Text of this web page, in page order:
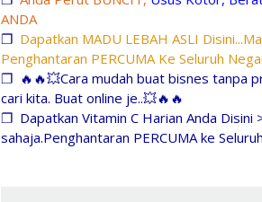
ANDA
❐ Dapatkan MADU LEBAH ASLI
Penghantaran PERCUMA Ke Seluruh
❐ 🔥🔥💥Cara mudah buat bisnes tanpa
cari kita. Buat online je..💥🔥🔥
❐ Dapatkan Vitamin C Harian Anda
sahaja.Penghantaran PERCUMA ke